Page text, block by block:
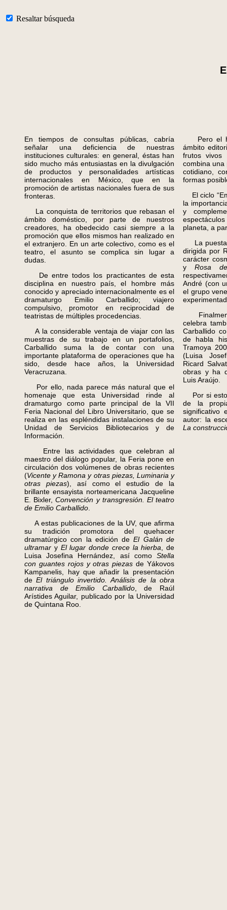
Resaltar búsqueda
En tiempos de consultas públicas, cabría
señalar una deficiencia de nuestras
instituciones culturales: en general, éstas han
sido mucho más entusiastas en la divulgación
de productos y personalidades artísticas
internacionales en México, que en la
promoción de artistas nacionales fuera de sus
fronteras.
La conquista de territorios que rebasan el
ámbito doméstico, por parte de nuestros
creadores, ha obedecido casi siempre a la
promoción que ellos mismos han realizado en
el extranjero. En un arte colectivo, como es el
teatro, el asunto se complica sin lugar a
dudas.
De entre todos los practicantes de esta
disciplina en nuestro país, el hombre más
conocido y apreciado internacionalmente es el
dramaturgo Emilio Carballido; viajero
compulsivo, promotor en reciprocidad de
teatristas de múltiples procedencias.
A la considerable ventaja de viajar con las
muestras de su trabajo en un portafolios,
Carballido suma la de contar con una
importante plataforma de operaciones que ha
sido, desde hace años, la Universidad
Veracruzana.
Por ello, nada parece más natural que el
homenaje que esta Universidad rinde al
dramaturgo como parte principal de la VII
Feria Nacional del Libro Universitario, que se
realiza en las espléndidas instalaciones de su
Unidad de Servicios Bibliotecarios y de
Información.
Entre las actividades que celebran al
maestro del diálogo popular, la Feria pone en
circulación dos volúmenes de obras recientes
(Vicente y Ramona y otras piezas, Luminaria y
otras piezas), así como el estudio de la
brillante ensayista norteamericana Jacqueline
E. Bixler,Convención y transgresión. El teatro
de Emilio Carballido
A estas publicaciones de la UV, que afirma
su tradición promotora del quehacer
dramatúrgico con la edición deEl Galán de
ultramar y El lugar donde crece la hierba , de
Luisa Josefina Hernández, así como Stella
con guantes rojos y otras piezasde Yákovos
Kampanelis, hay que añadir la presentación
deEl triángulo invertido. Análisis de la obra
narrativa de Emilio Carballido, de Raúl
Arístides Aguilar, publicado por la Universidad
de Quintana Roo.
Pero el
ámbito
frutos vivos
combina una
cotidiano,
formas
El ciclo
la
y
planeta, a
La
dirigida por
carácter
y Rosa
André (con
el grupo
celebra
Carballido
de habla
Tramoya
(Luisa
Ricard
obras y ha
Luis Araújo.
Por si esto
de la
significativo
autor: la
La